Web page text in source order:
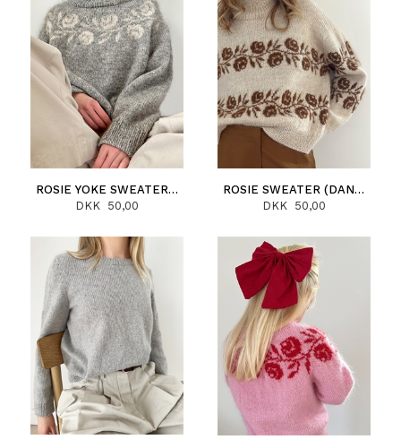
ROSIE YOKE SWEATER (DANSK)
DKK 50,00
ROSIE SWEATER (DANSK)
DKK 50,00